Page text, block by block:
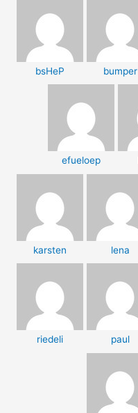
bsHeP bumper
efueloep
karsten lena
riedeli paul